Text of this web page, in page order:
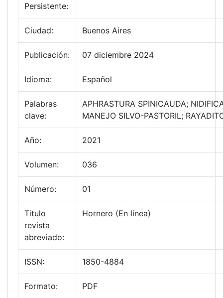
Persistente:
Ciudad: Buenos Aires
Publicación: 07 diciembre 2024
Idioma: Español
Palabras
clave:
APHRASTURA SPINICAUDA;
MANEJO SILVO-PASTORIL;
Año: 2021
Volumen: 036
Número: 01
Titulo
revista
abreviado:
Hornero (En línea)
ISSN: 1850-4884
Formato: PDF